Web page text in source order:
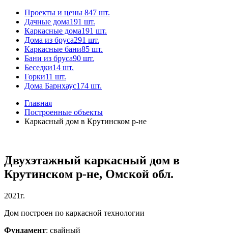
Проекты и цены 847 шт.
Дачные дома191 шт.
Каркасные дома191 шт.
Дома из бруса291 шт.
Каркасные бани85 шт.
Бани из бруса90 шт.
Беседки14 шт.
Горки11 шт.
Дома Барнхаус174 шт.
Главная
Построенные объекты
Каркасный дом в Крутинском р-не
Двухэтажный каркасный дом в
Крутинском р-не, Омской обл.
2021г.
Дом построен по каркасной технологии
Фундамент: свайный